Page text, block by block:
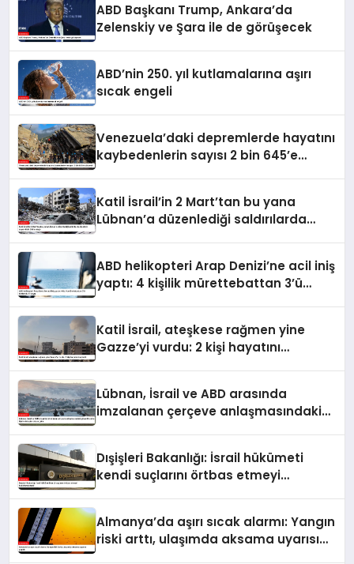
ABD Başkanı Trump, Ankara’da
Zelenskiy ve Şara ile de görüşecek
ABD’nin 250. yıl kutlamalarına aşırı
sıcak engeli
Venezuela’daki depremlerde hayatını
kaybedenlerin sayısı 2 bin 645’e
Katil İsrail’in 2 Mart’tan bu yana
Lübnan’a düzenlediği saldırılarda
ABD helikopteri Arap Denizi’ne acil iniş
yaptı: 4 kişilik mürettebattan 3’ü
Katil İsrail, ateşkese rağmen yine
Gazze’yi vurdu: 2 kişi hayatını
Lübnan, İsrail ve ABD arasında
imzalanan çerçeve anlaşmasındaki
Dışişleri Bakanlığı: İsrail hükümeti
kendi suçlarını örtbas etmeyi
Almanya’da aşırı sıcak alarmı: Yangın
riski arttı, ulaşımda aksama uyarısı